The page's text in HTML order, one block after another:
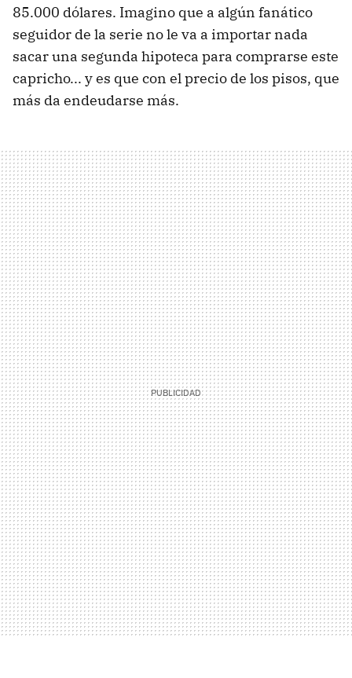
85.000 dólares. Imagino que a algún fanático
seguidor de la serie no le va a importar nada
sacar una segunda hipoteca para comprarse este
capricho... y es que con el precio de los pisos, que
más da endeudarse más.